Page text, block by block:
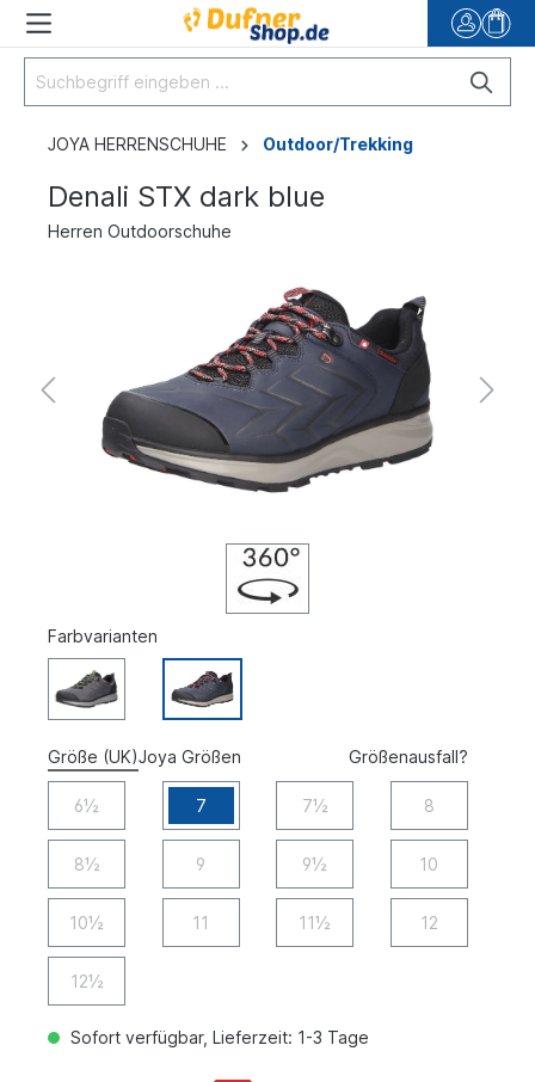
JOYA HERRENSCHUHE Outdoor/Trekking
Denali STX dark blue
Herren Outdoorschuhe
Farbvarianten
Größe (UK)Joya Größen Größenausfall?
6½ 7 7½ 8
8½ 9 9½ 10
10½ 11 11½ 12
12½
Sofort verfügbar, Lieferzeit: 1-3 Tage